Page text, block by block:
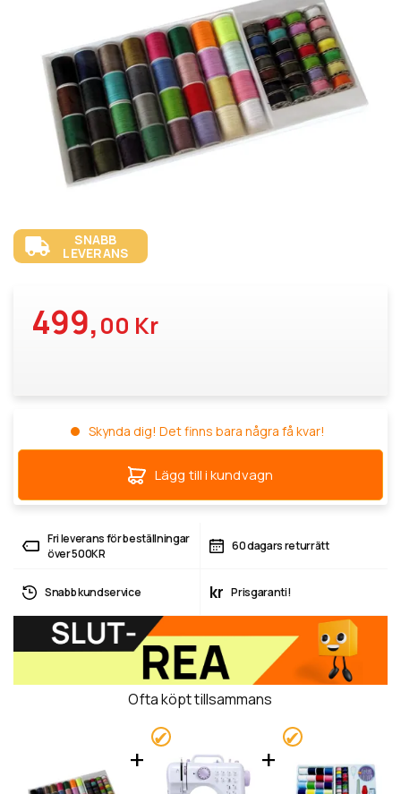
SNABB
LEVERANS
499,00 Kr
Skynda dig! Det finns bara några få kvar!
Lägg till i kundvagn
Fri leverans för beställningar
över 500KR
60 dagars returrätt
Snabb kundservice kr Prisgaranti!
Ofta köpt tillsammans